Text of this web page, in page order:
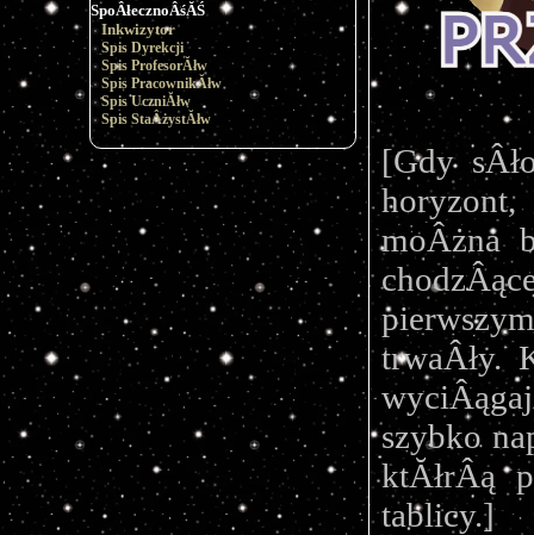
SpoÂłecznoÂśĂŚ
Inkwizytor
Spis Dyrekcji
Spis ProfesorĂłw
Spis PracownikĂłw
Spis UczniĂłw
Spis StaÂżystĂłw
[Gdy
moÂżna
trwaÂły.
szybko
ktĂłrÂą
tablicy.]